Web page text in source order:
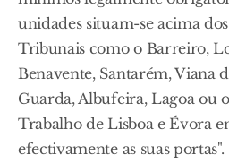
unidades situam-se acima dos
Tribunais como o Barreiro,
Benavente, Santarém, Viana
Guarda, Albufeira, Lagoa ou
Trabalho de Lisboa e Évora
efectivamente as suas portas".